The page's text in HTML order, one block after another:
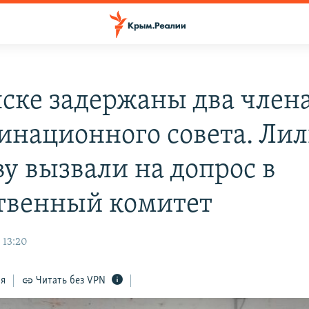
задержаны два
совета.
вызвали на допрос в
комитет
13:20
Читать без VPN